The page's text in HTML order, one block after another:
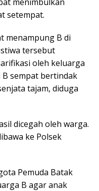
setempat.
menampung B di
tersebut
oleh keluarga
sempat bertindak
tajam, diduga
dicegah oleh warga.
ke Polsek
Pemuda Batak
B agar anak